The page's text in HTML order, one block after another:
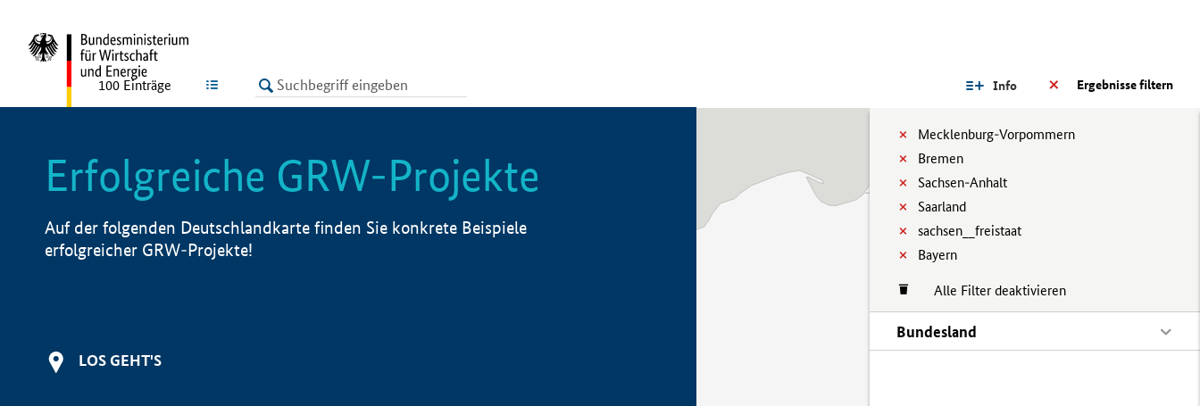
LISTE Ergebnisse filtern
Info
Mecklenburg-Vorpommern
Bremen
Sachsen-Anhalt
Saarland
sachsen__freistaat
Bayern
Alle Filter deaktivieren
Bundesland
100 Einträge
Erfolgreiche GRW-Projekte
Auf der folgenden Deutschlandkarte finden Sie konkrete Beispiele
erfolgreicher GRW-Projekte!
LOS GEHT'S